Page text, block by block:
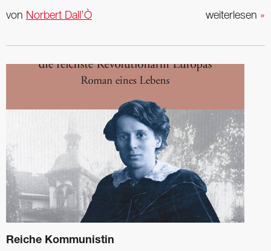
weiterlesen »
von Norbert Dall’Ò
Reiche Kommunistin